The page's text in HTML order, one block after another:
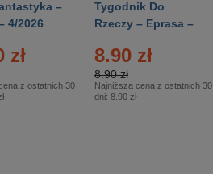
–
4/2026
zł
z ostatnich 30
Tygodnik Do
Rzeczy – Eprasa –
8.90 zł
8.90 zł
Najniższa cena z ostatnich 30
dni: 8.90 zł